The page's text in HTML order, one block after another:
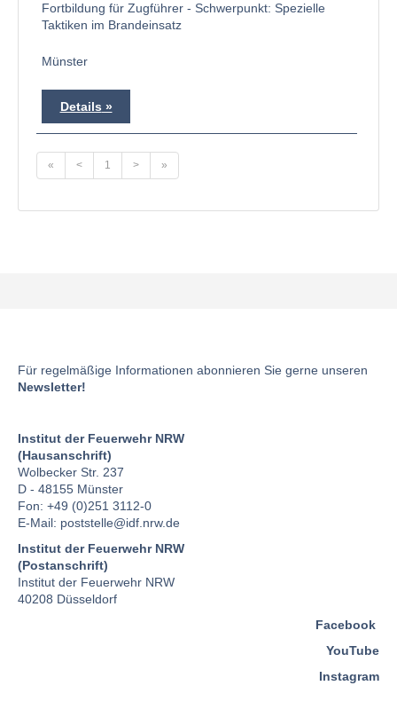
Fortbildung für Zugführer - Schwerpunkt: Spezielle
Taktiken im Brandeinsatz
Münster
Details
« < 1 > »
Für regelmäßige Informationen abonnieren Sie gerne unseren
Newsletter!
Institut der Feuerwehr NRW
(Hausanschrift)
Wolbecker Str. 237
D - 48155 Münster
Fon: +49 (0)251 3112-0
E-Mail: poststelle@idf.nrw.de
Institut der Feuerwehr NRW
(Postanschrift)
Institut der Feuerwehr NRW
40208 Düsseldorf
Facebook
YouTube
Instagram